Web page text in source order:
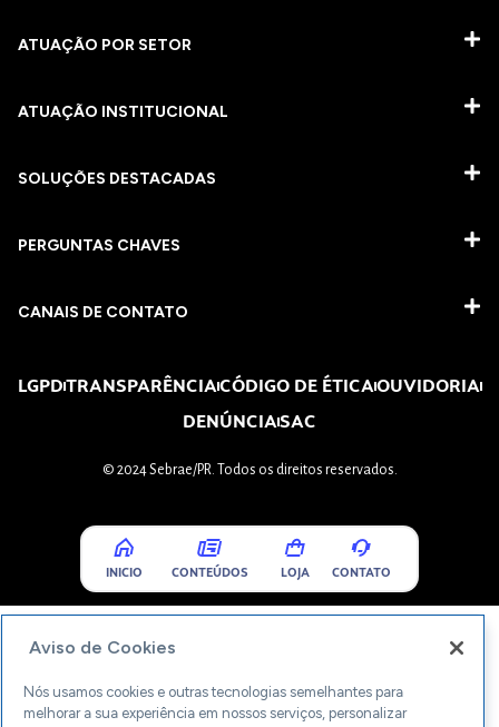
ATUAÇÃO POR SETOR
ATUAÇÃO INSTITUCIONAL
SOLUÇÕES DESTACADAS
PERGUNTAS CHAVES​
CANAIS DE CONTATO
LGPDTRANSPARÊNCIACÓDIGO DE ÉTICAOUVIDORIA
DENÚNCIASAC
© 2024 Sebrae/PR. Todos os direitos reservados.
INICIO CONTEÚDOS LOJA CONTATO
Aviso de Cookies
Nós usamos cookies e outras tecnologias semelhantes para
melhorar a sua experiência em nossos serviços, personalizar